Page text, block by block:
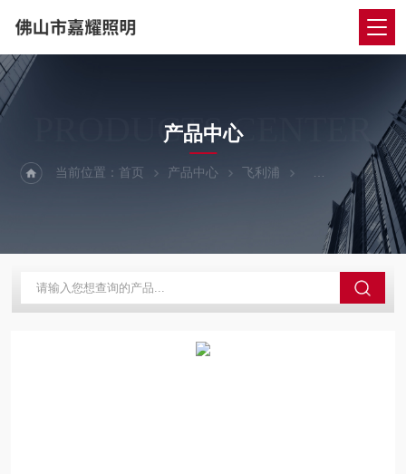
PRODUCTS CENTER
产品中心
当前位置：首页 产品中心 飞利浦 飞利浦电子镇流器